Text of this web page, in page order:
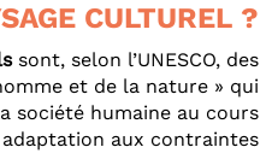
CULTUREL ?
sont, selon l’UNESCO, des
et de la nature » qui
société humaine au cours
aux contraintes